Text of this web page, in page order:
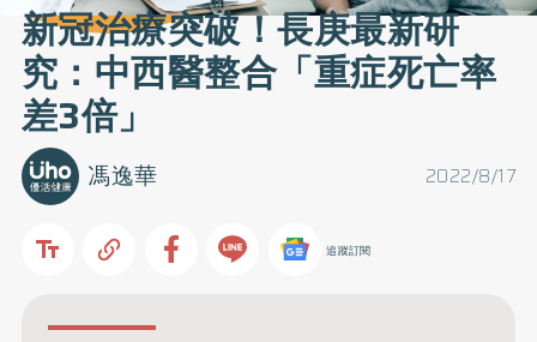
新冠治療突破！長庚最新研
究：中西醫整合「重症死亡率
差3倍」
2022/8/17
馮逸華
追蹤訂閱